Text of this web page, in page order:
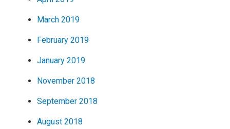
March 2019
February 2019
January 2019
November 2018
September 2018
August 2018